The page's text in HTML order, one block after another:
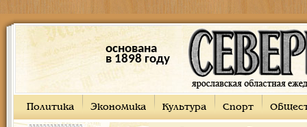
основана
в 1898 году
Политика Экономика Культура Спорт